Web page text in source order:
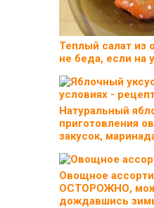
Теплый салат из
не беда, если на
Натуральный
приготовления
закусок,
Овощное
ОСТОРОЖНО,
дождавшись